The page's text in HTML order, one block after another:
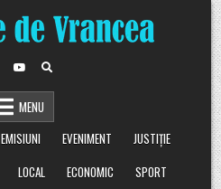
MENU
EMISIUNI EVENIMENT
JUSTIȚIE
LOCAL ECONOMIC
SPORT